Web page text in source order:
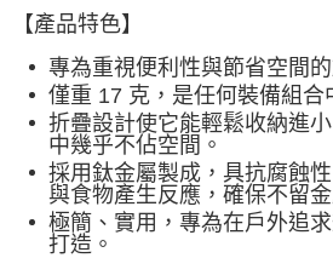
每筆NT$80，滿NT$490(含以上)免運費
離島宅配
每筆NT$80，滿NT$490(含以上)免運費
付款後門市自取
免運費
【產品特色】
專為重視便利性與節省空間
僅重 17 克，是任何裝備組合
折疊設計使它能輕鬆收納進
中幾乎不佔空間。
採用鈦金屬製成，具抗腐蝕
與食物產生反應，確保不留金
極簡、實用，專為在戶外追
打造。